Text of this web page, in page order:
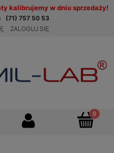
kalibrujemy w dniu sprzedaży!
(71) 757 50 53
ZALOGUJ SIĘ